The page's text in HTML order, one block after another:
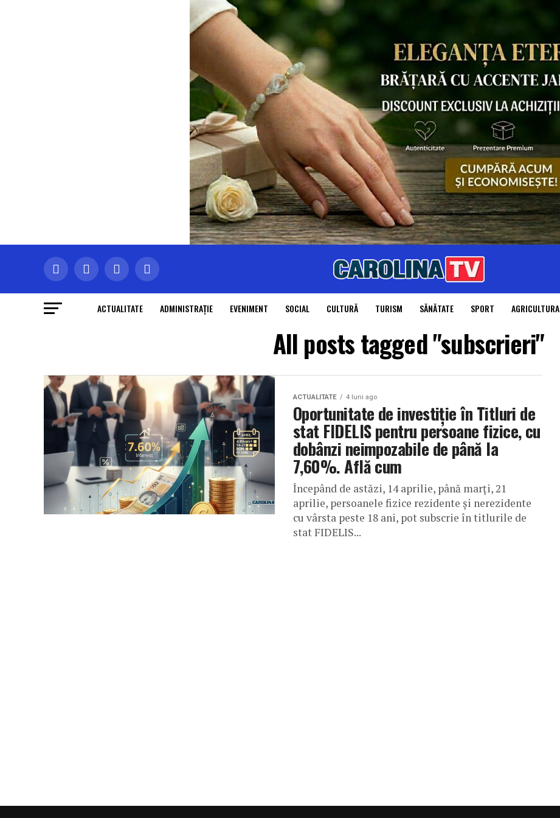
ACTUALITATE ADMINISTRAŢIE EVENIMENT SOCIAL CULTURĂ TURISM SĂNĂTATE SPORT AGRICULTURA
All posts tagged "subscrieri"
ACTUALITATE 4 luni ago
Oportunitate de investiție în Titluri de
stat FIDELIS pentru persoane fizice, cu
dobânzi neimpozabile de până la
7,60%. Află cum
Începând de astăzi, 14 aprilie, până marți, 21
aprilie, persoanele fizice rezidente și nerezidente
cu vârsta peste 18 ani, pot subscrie în titlurile de
stat FIDELIS...